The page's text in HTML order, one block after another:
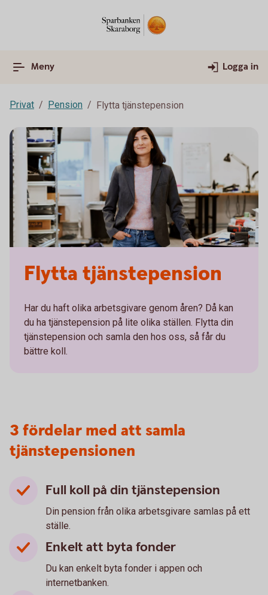
Meny Logga in
Privat Pension Flytta tjänstepension
Flytta tjänstepension
Har du haft olika arbetsgivare genom åren? Då kan
du ha tjänstepension på lite olika ställen. Flytta din
tjänstepension och samla den hos oss, så får du
bättre koll.
3 fördelar med att samla
tjänstepensionen
Full koll på din tjänstepension
Din pension från olika arbetsgivare samlas på ett
ställe.
Enkelt att byta fonder
Du kan enkelt byta fonder i appen och
internetbanken.